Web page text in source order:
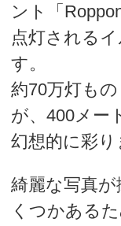
ント「
点灯される
す。
約70万灯も
が、400メー
幻想的に彩り
綺麗な写真
くつかある